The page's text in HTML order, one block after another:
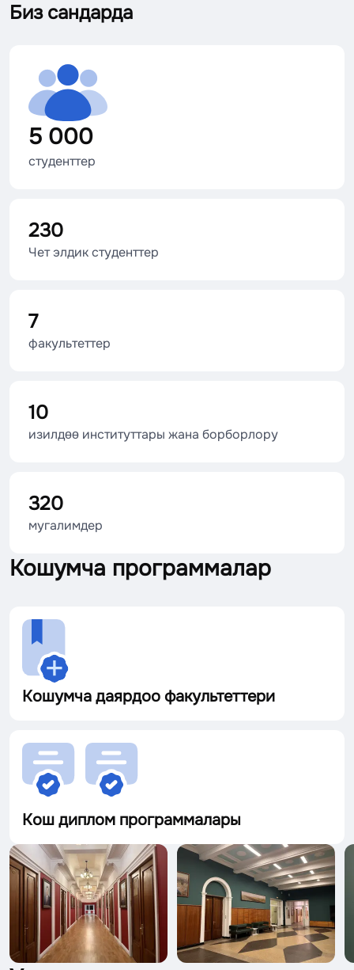
Биз сандарда
5 000
студенттер
230
Чет элдик студенттер
7
факультеттер
10
изилдөө институттары жана борборлору
320
мугалимдер
Кошумча программалар
Кошумча даярдоо факультеттери
Кош диплом программалары